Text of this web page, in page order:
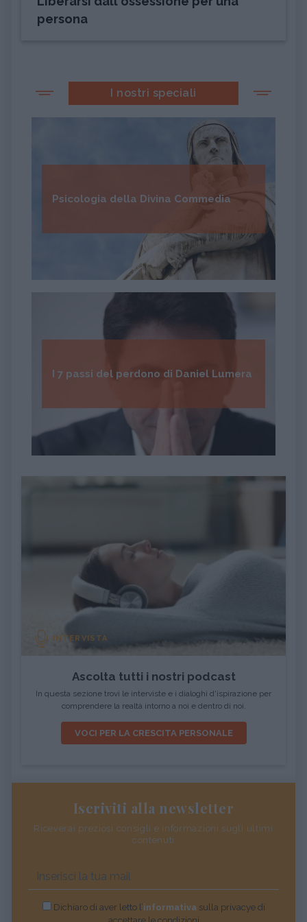
persona
I nostri speciali
Psicologia della Divina Commedia
I 7 passi del perdono di Daniel Lumera
INTERVISTA
Ascolta tutti i nostri podcast
In questa sezione trovi le interviste e i dialoghi d'ispirazione per
comprendere la realtà intorno a noi e dentro di noi.
VOCI PER LA CRESCITA PERSONALE
Iscriviti alla newsletter
Riceverai preziosi consigli e informazioni sugli ultimi
contenuti
Dichiaro di aver letto l’informativasulla privacye di